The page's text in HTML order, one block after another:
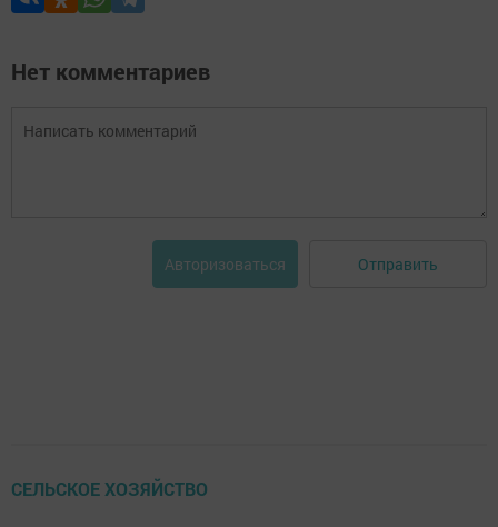
Нет комментариев
Авторизоваться Отправить
СЕЛЬСКОЕ ХОЗЯЙСТВО